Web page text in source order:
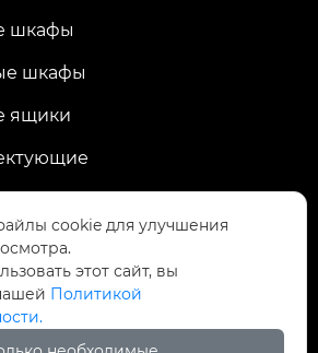
шкафы
шкафы
ящики
парк Мэйигао, № 56-2,
Зона развития высоких
город Далянь, провинция
cookie для улучшения
этот сайт, вы
Политикой